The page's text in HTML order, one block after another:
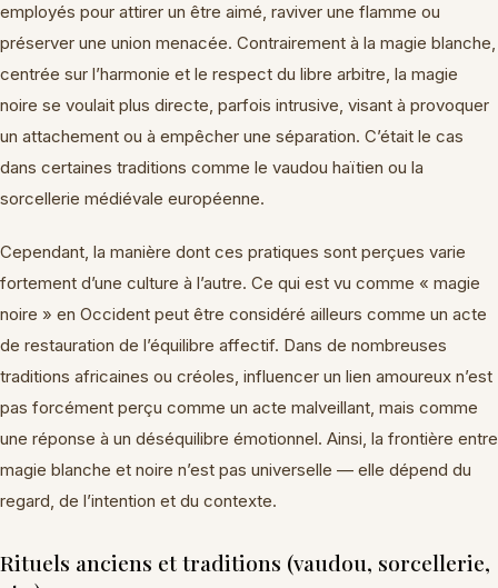
employés pour attirer un être aimé, raviver une flamme ou
préserver une union menacée. Contrairement à la magie blanche,
centrée sur l’harmonie et le respect du libre arbitre, la magie
noire se voulait plus directe, parfois intrusive, visant à provoquer
un attachement ou à empêcher une séparation. C’était le cas
dans certaines traditions comme le vaudou haïtien ou la
sorcellerie médiévale européenne.
Cependant, la manière dont ces pratiques sont perçues varie
fortement d’une culture à l’autre. Ce qui est vu comme « magie
noire » en Occident peut être considéré ailleurs comme un acte
de restauration de l’équilibre affectif. Dans de nombreuses
traditions africaines ou créoles, influencer un lien amoureux n’est
pas forcément perçu comme un acte malveillant, mais comme
une réponse à un déséquilibre émotionnel. Ainsi, la frontière entre
magie blanche et noire n’est pas universelle — elle dépend du
regard, de l’intention et du contexte.
Rituels anciens et traditions (vaudou, sorcellerie,